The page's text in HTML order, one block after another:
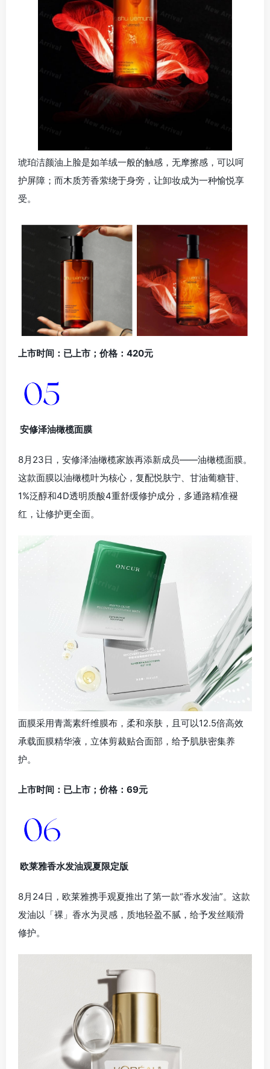
琥珀洁颜油上脸是如羊绒一般的触感，无摩擦感，可以呵
护屏障；而木质芳香萦绕于身旁，让卸妆成为一种愉悦享
受。
上市时间：已上市；价格：420元
安修泽油橄榄面膜
8月23日，安修泽油橄榄家族再添新成员——油橄榄面膜。
这款面膜以油橄榄叶为核心，复配悦肤宁、甘油葡糖苷、
1%泛醇和4D透明质酸4重舒缓修护成分，多通路精准褪
红，让修护更全面。
面膜采用青蒿素纤维膜布，柔和亲肤，且可以12.5倍高效
承载面膜精华液，立体剪裁贴合面部，给予肌肤密集养
护。
上市时间：已上市；价格：69元
欧莱雅香水发油观夏限定版
8月24日，欧莱雅携手观夏推出了第一款“香水发油”。这款
发油以「裸」香水为灵感，质地轻盈不腻，给予发丝顺滑
修护。